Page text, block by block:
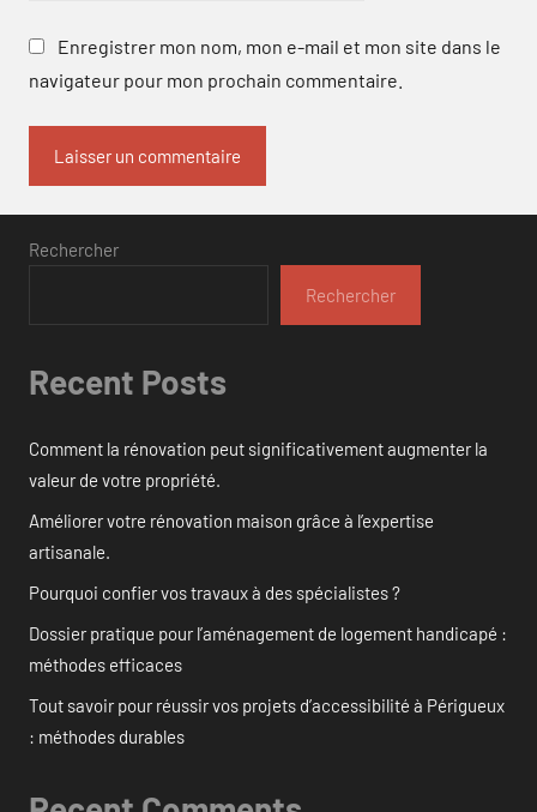
Enregistrer mon nom, mon e-mail et mon site dans le
navigateur pour mon prochain commentaire.
Rechercher
Rechercher
Recent Posts
Comment la rénovation peut significativement augmenter la
valeur de votre propriété.
Améliorer votre rénovation maison grâce à l’expertise
artisanale.
Pourquoi confier vos travaux à des spécialistes ?
Dossier pratique pour l’aménagement de logement handicapé :
méthodes efficaces
Tout savoir pour réussir vos projets d’accessibilité à Périgueux
: méthodes durables